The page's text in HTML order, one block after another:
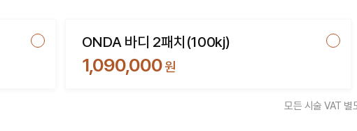
ONDA 바디 2패치(100kj)
1,090,000원
모든 시술 VAT 별